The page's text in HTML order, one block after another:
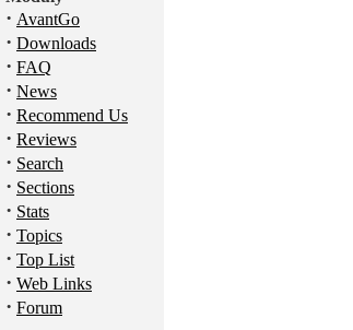
· AvantGo
· Downloads
· FAQ
· News
· Recommend Us
· Reviews
· Search
· Sections
· Stats
· Topics
· Top List
· Web Links
· Forum